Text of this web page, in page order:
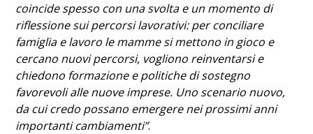
coincide spesso con una svolta e un momento di
riflessione sui percorsi lavorativi: per conciliare
famiglia e lavoro le mamme si mettono in gioco e
cercano nuovi percorsi, vogliono reinventarsi e
chiedono formazione e politiche di sostegno
favorevoli alle nuove imprese. Uno scenario nuovo,
da cui credo possano emergere nei prossimi anni
importanti cambiamenti”.